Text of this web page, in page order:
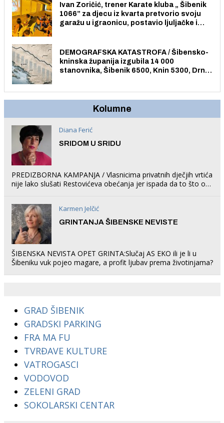
Ivan Zoričić, trener Karate kluba „ Šibenik
1066” za djecu iz kvarta pretvorio svoju
garažu u igraonicu, postavio ljuljačke i
DEMOGRAFSKA KATASTROFA / Šibensko-
kninska županija izgubila 14 000
stanovnika, Šibenik 6500, Knin 5300, Drniš
Kolumne
Diana Ferić
SRIDOM U SRIDU
PREDIZBORNA KAMPANJA / Vlasnicima privatnih dječjih vrtića
nije lako slušati Restovićeva obećanja jer ispada da to što oni
Karmen Jelčić
GRINTANJA ŠIBENSKE NEVISTE
ŠIBENSKA NEVISTA OPET GRINTA:Slučaj AS EKO ili je li u
Šibeniku vuk pojeo magare, a profit ljubav prema životinjama?
GRAD ŠIBENIK
GRADSKI PARKING
FRA MA FU
TVRĐAVE KULTURE
VATROGASCI
VODOVOD
ZELENI GRAD
SOKOLARSKI CENTAR